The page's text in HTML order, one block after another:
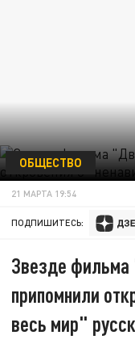
ОБЩЕСТВО
21 МАРТА 19:54
ПОДПИШИТЕСЬ:
Звезде
припомнили
весь мир"